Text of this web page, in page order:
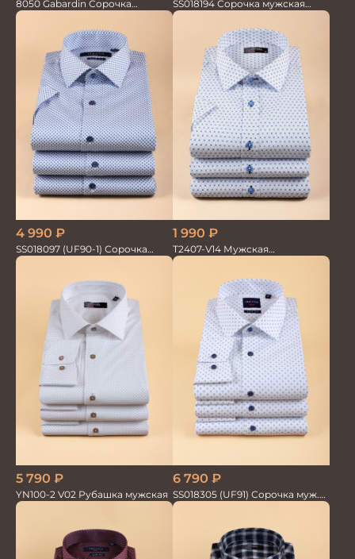
8050 Gabardin Сорочка
мужская кор.рукав
SS018194 Сорочка мужская
GROSTYLE PRIME
4 990 ₽
SS018097 (UF90-1) Сорочка
мужская GROSTYLE PRIME
1 990 ₽
T2407-V14 Мужская
текстильная рубашка /
5 790 ₽
YN100-2 V02 Рубашка мужская
6 790 ₽
SS018305 (UF91) Сорочка муж.
GROSTYLE TRENDY